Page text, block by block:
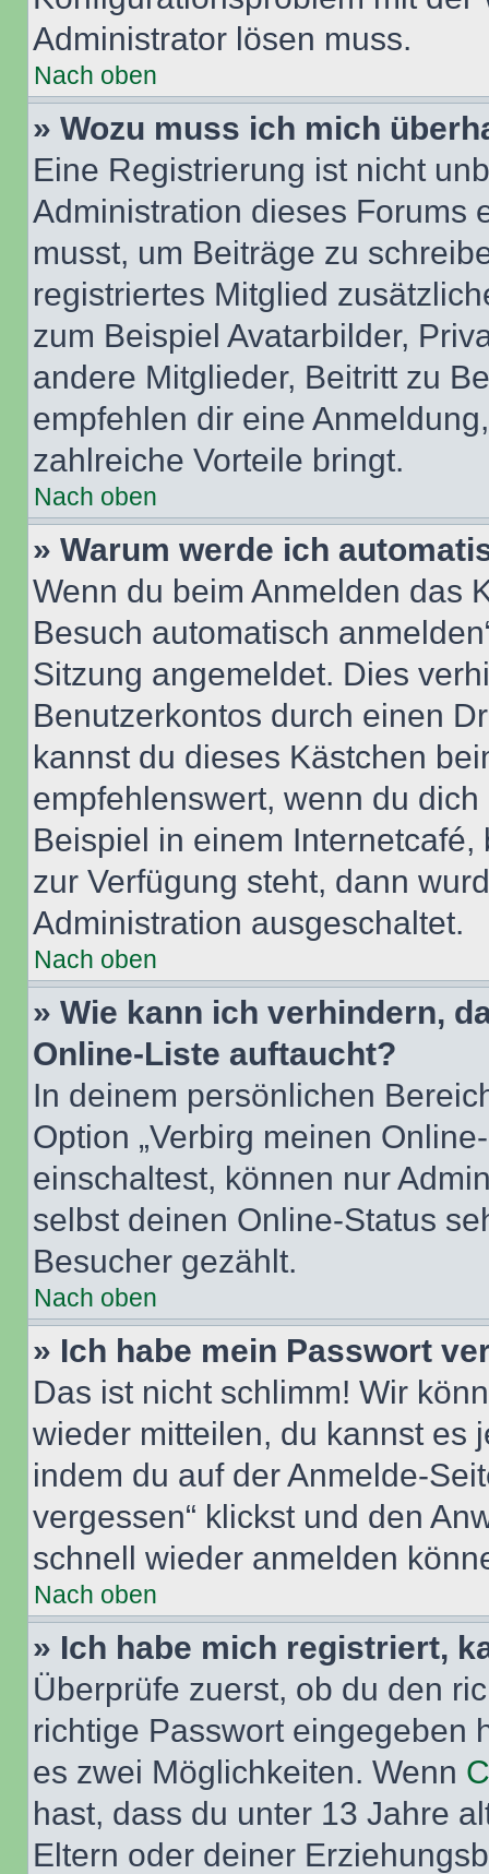
Administrator lösen muss.
Nach oben
» Wozu muss ich mich
Eine Registrierung ist nicht
Administration dieses Forums
musst, um Beiträge zu
registriertes Mitglied
zum Beispiel Avatarbilder,
andere Mitglieder, Beitritt zu
empfehlen dir eine
zahlreiche Vorteile bringt.
Nach oben
» Warum werde ich
Wenn du beim Anmelden das
Besuch automatisch
Sitzung angemeldet. Dies
Benutzerkontos durch einen
kannst du dieses Kästchen
empfehlenswert, wenn du
Beispiel in einem
zur Verfügung steht, dann
Administration ausgeschaltet.
Nach oben
» Wie kann ich verhindern,
Online-Liste auftaucht?
In deinem persönlichen
Option „Verbirg meinen
einschaltest, können nur
selbst deinen Online-Status
Besucher gezählt.
Nach oben
» Ich habe mein Passwort
Das ist nicht schlimm! Wir
wieder mitteilen, du kannst es
indem du auf der Anmelde-
vergessen“ klickst und den
schnell wieder anmelden
Nach oben
» Ich habe mich registriert,
Überprüfe zuerst, ob du den
richtige Passwort eingegeben
es zwei Möglichkeiten. Wenn
hast, dass du unter 13 Jahre
Eltern oder deiner